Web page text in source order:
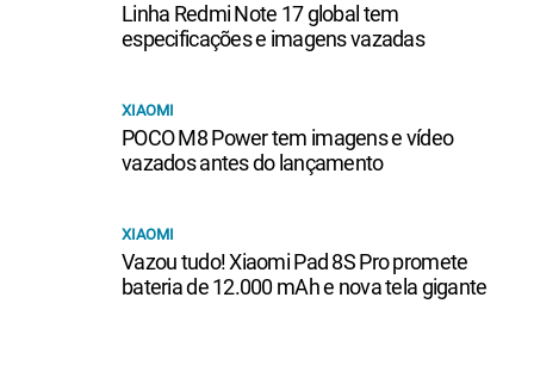
Linha Redmi Note 17 global tem
especificações e imagens vazadas
XIAOMI
POCO M8 Power tem imagens e vídeo
vazados antes do lançamento
XIAOMI
Vazou tudo! Xiaomi Pad 8S Pro promete
bateria de 12.000 mAh e nova tela gigante